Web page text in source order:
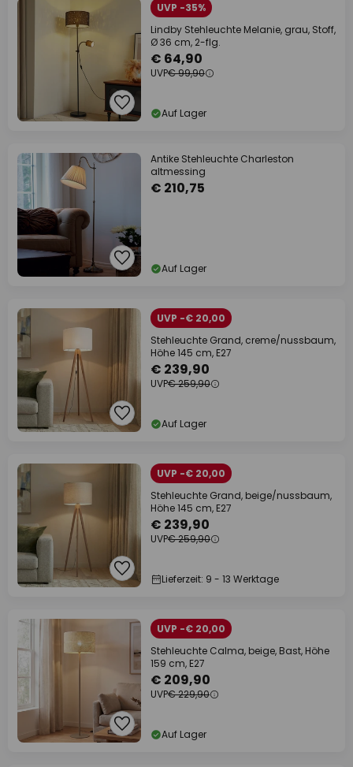
UVP -35%
Lindby Stehleuchte Melanie, grau, Stoff,
Ø 36 cm, 2-flg.
€ 64,90
UVP€ 99,90
Auf Lager
Antike Stehleuchte Charleston
altmessing
€ 210,75
Auf Lager
UVP -€ 20,00
Stehleuchte Grand, creme/nussbaum,
Höhe 145 cm, E27
€ 239,90
UVP€ 259,90
Auf Lager
UVP -€ 20,00
Stehleuchte Grand, beige/nussbaum,
Höhe 145 cm, E27
€ 239,90
UVP€ 259,90
Lieferzeit: 9 - 13 Werktage
UVP -€ 20,00
Stehleuchte Calma, beige, Bast, Höhe
159 cm, E27
€ 209,90
UVP€ 229,90
Auf Lager